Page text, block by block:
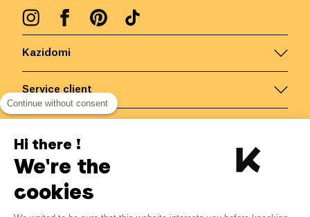
Kazidomi
Service client
Belgique/FR
Continue without consent
Hi there !
We're the
cookies